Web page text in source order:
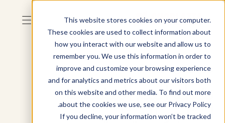
This website stores cookies on your computer.
These cookies are used to collect information about
how you interact with our website and allow us to
remember you. We use this information in order to
improve and customize your browsing experience
and for analytics and metrics about our visitors both
on this website and other media. To find out more
about the cookies we use, see our Privacy Policy.
If you decline, your information won’t be tracked
عمل صحي، عملاء سعداء
نقطة البيع المفضلة
لمتاجر الفيتامينات